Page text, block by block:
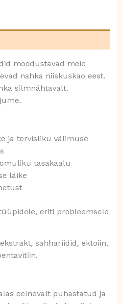
moodustavad meie
nahka niiskuskao eest.
silmnähtavalt.
ja tervisliku välimuse
tasakaalu
läike
eriti probleemsele
sahhariidid, ektoiin,
eelnevalt puhastatud ja